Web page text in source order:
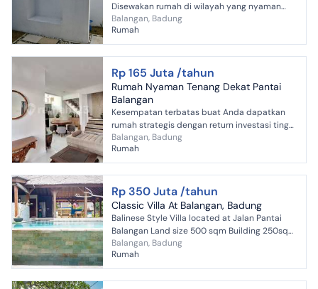
Disewakan rumah di wilayah yang nyaman
dengan pemandangan Lokasi di Pusat Kota.
Properti 2 lantai ini berada d...
Balangan, Badung
Rumah
Rp 165 Juta /tahun
Rumah Nyaman Tenang Dekat Pantai
Balangan
Kesempatan terbatas buat Anda dapatkan
rumah strategis dengan return investasi tinggi
di Balangan, Badung. Rumah ini menawarkan
kelengkapan fasili...
Balangan, Badung
Rumah
Rp 350 Juta /tahun
Classic Villa At Balangan, Badung
Balinese Style Villa located at Jalan Pantai
Balangan Land size 500 sqm Building 250sqm
Facing East Number of Bedrooms 3 Number of
Bathrooms 2 + 1 ...
Balangan, Badung
Rumah